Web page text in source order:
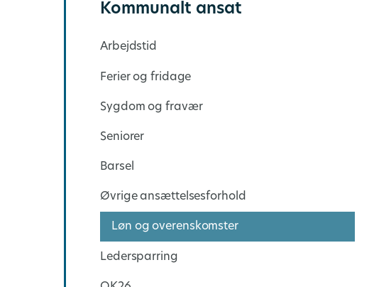
Kommunalt ansat
Arbejdstid
Ferier og fridage
Sygdom og fravær
Seniorer
Barsel
Øvrige ansættelsesforhold
Løn og overenskomster
Ledersparring